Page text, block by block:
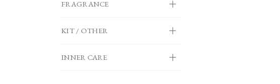
FRAGRANCE
KIT / OTHER
INNER CARE